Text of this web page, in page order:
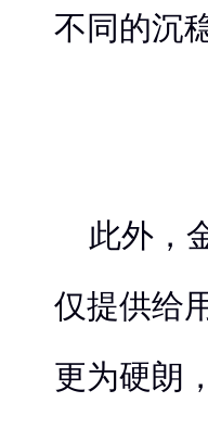
不同的沉
此外，
仅提供给
更为硬朗